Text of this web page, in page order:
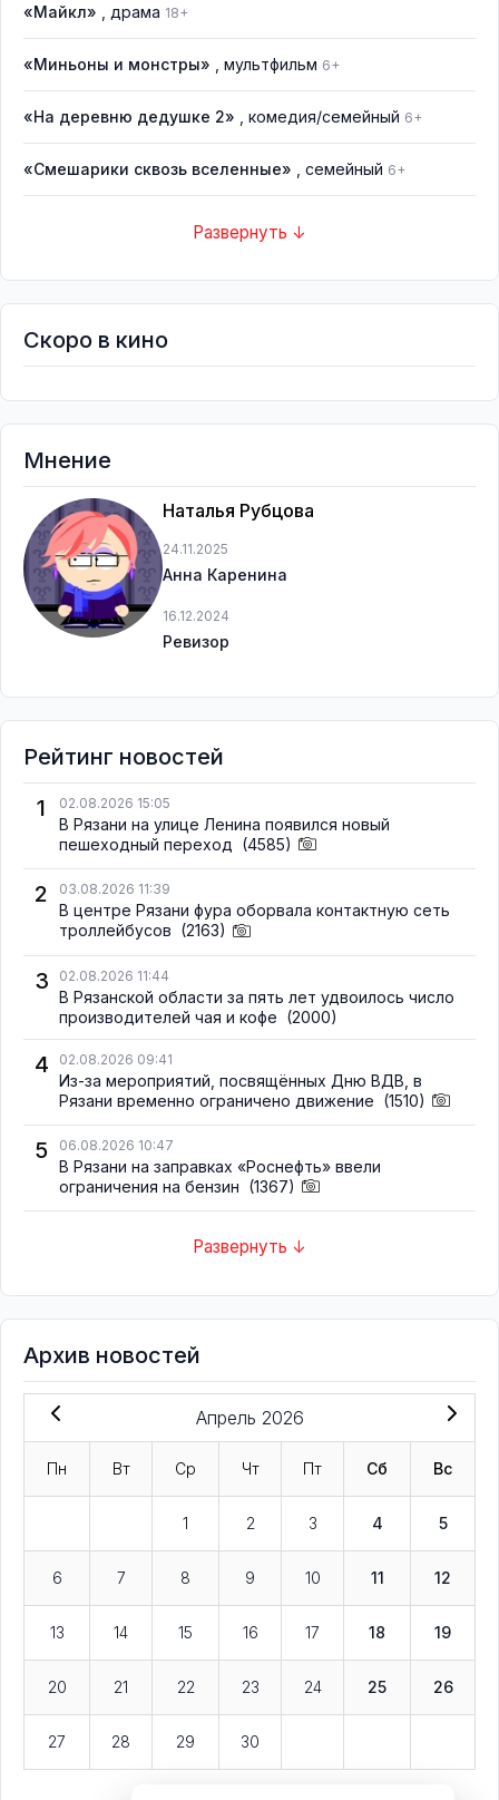
«Майкл» , драма 18+
«Миньоны и монстры» , мультфильм 6+
«На деревню дедушке 2» , комедия/семейный 6+
«Смешарики сквозь вселенные» , семейный 6+
Развернуть ↓
Скоро в кино
Мнение
Наталья Рубцова
24.11.2025
Анна Каренина
16.12.2024
Ревизор
Рейтинг новостей
1
02.08.2026 15:05
В Рязани на улице Ленина появился новый
пешеходный переход (4585)
2 03.08.2026 11:39
В центре Рязани фура оборвала контактную сеть
троллейбусов (2163)
3 02.08.2026 11:44
В Рязанской области за пять лет удвоилось число
производителей чая и кофе (2000)
4 02.08.2026 09:41
Из-за мероприятий, посвящённых Дню ВДВ, в
Рязани временно ограничено движение (1510)
5 06.08.2026 10:47
В Рязани на заправках «Роснефть» ввели
ограничения на бензин (1367)
Развернуть ↓
Архив новостей
Апрель 2026
Пн Вт Ср Чт Пт Сб Вс
1 2 3 4 5
6 7 8 9 10 11 12
13 14 15 16 17 18 19
20 21 22 23 24 25 26
27 28 29 30